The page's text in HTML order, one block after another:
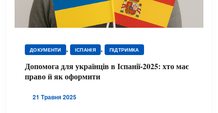
ДОКУМЕНТИ , ІСПАНІЯ , ПІДТРИМКА
Допомога для українців в Іспанії-2025: хто має
право й як оформити
21 Травня 2025